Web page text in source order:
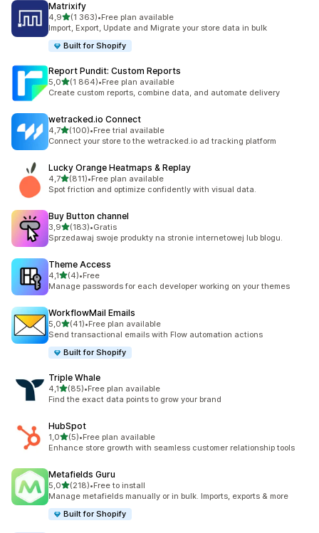
Matrixify
4,9na 5 gwiazdek
(1 363)
Łączna liczba recenzji: 1363
•Free plan available
Import, Export, Update and Migrate your store data in bulk
Built for Shopify
Report Pundit: Custom Reports
5,0na 5 gwiazdek
(1 864)
Łączna liczba recenzji: 1864
•Free plan available
Create custom reports, combine data, and automate delivery
wetracked.io Connect
4,7na 5 gwiazdek
(100)
Łączna liczba recenzji: 100
•Free trial available
Connect your store to the wetracked.io ad tracking platform
Lucky Orange Heatmaps & Replay
4,7na 5 gwiazdek
(811)
Łączna liczba recenzji: 811
•Free plan available
Spot friction and optimize confidently with visual data.
Buy Button channel
3,9na 5 gwiazdek
(183)
Łączna liczba recenzji: 183
•Gratis
Sprzedawaj swoje produkty na stronie internetowej lub blogu.
Theme Access
4,1na 5 gwiazdek
(4)
Łączna liczba recenzji: 4
•Free
Manage passwords for each developer working on your themes
WorkflowMail Emails
5,0na 5 gwiazdek
(41)
Łączna liczba recenzji: 41
•Free plan available
Send transactional emails with Flow automation actions
Built for Shopify
Triple Whale
4,1na 5 gwiazdek
(85)
Łączna liczba recenzji: 85
•Free plan available
Find the exact data points to grow your brand
HubSpot
1,0na 5 gwiazdek
(5)
Łączna liczba recenzji: 5
•Free plan available
Enhance store growth with seamless customer relationship tools
Metafields Guru
5,0na 5 gwiazdek
(218)
Łączna liczba recenzji: 218
•Free to install
Manage metafields manually or in bulk. Imports, exports & more
Built for Shopify